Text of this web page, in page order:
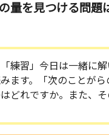
量を見つける問題
練習」今日は一緒に解
ます。「次のことが
どれですか。また、そ